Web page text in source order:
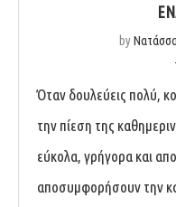
by
Όταν δουλεύεις πολύ,
την πίεση της
εύκολα, γρήγορα και
αποσυμφορήσουν την